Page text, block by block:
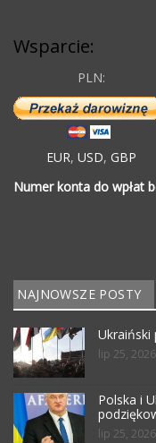
Wsparcie:
PLN:
EUR, USD, GBP
Numer konta do wpłat
NAJNOWSZE POSTY
Ukraiński
lip 25, 2026
Polska i
lip 25, 2026